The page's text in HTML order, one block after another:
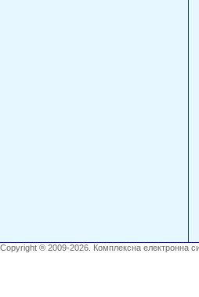
Copyright ® 2009-2026. Комплексна електронна